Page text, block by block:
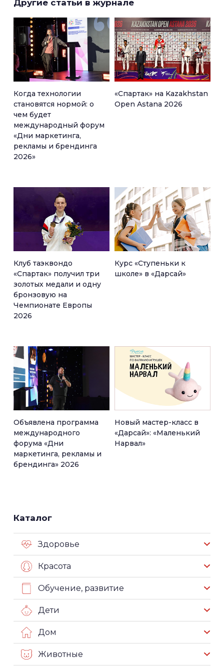
Другие статьи в журнале
Когда технологии
становятся нормой: о
чем будет
международный форум
«Дни маркетинга,
рекламы и брендинга
2026»
«Спартак» на Kazakhstan
Open Astana 2026
Клуб таэквондо
«Спартак» получил три
золотых медали и одну
бронзовую на
Чемпионате Европы
2026
Курс «Ступеньки к
школе» в «Дарсай»
Объявлена программа
международного
форума «Дни
маркетинга, рекламы и
брендинга» 2026
Новый мастер-класс в
«Дарсай»: «Маленький
Нарвал»
Каталог
Здоровье
Красота
Обучение, развитие
Дети
Дом
Животные